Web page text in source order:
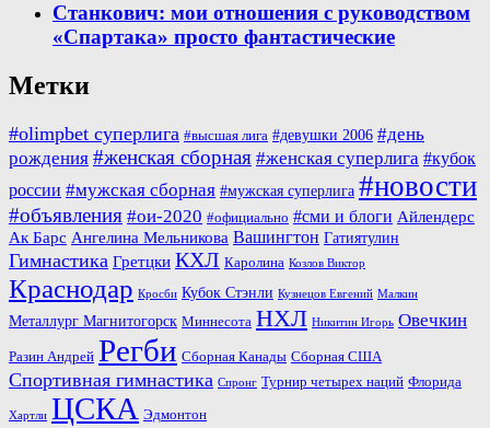
Станкович: мои отношения с руководством
«Спартака» просто фантастические
Метки
#olimpbet суперлига #высшая лига #девушки 2006 #день
рождения #женская сборная #женская суперлига #кубок
россии #мужская сборная #мужская суперлига #новости
#объявления #ои-2020 #официально #сми и блоги Айлендерс
Ак Барс Ангелина Мельникова Вашингтон Гатиятулин
Гимнастика Гретцки КХЛ Каролина Козлов Виктор
Краснодар Кросби Кубок Стэнли Кузнецов Евгений Малкин
Металлург Магнитогорск Миннесота НХЛ Никитин Игорь Овечкин
Разин Андрей Регби Сборная Канады Сборная США
Спортивная гимнастика Спронг Турнир четырех наций Флорида
Хартли ЦСКА Эдмонтон